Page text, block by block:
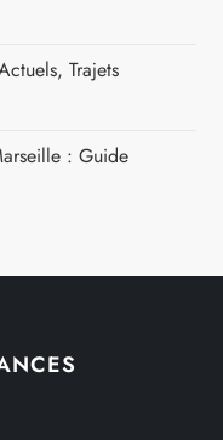
Trajets
: Guide